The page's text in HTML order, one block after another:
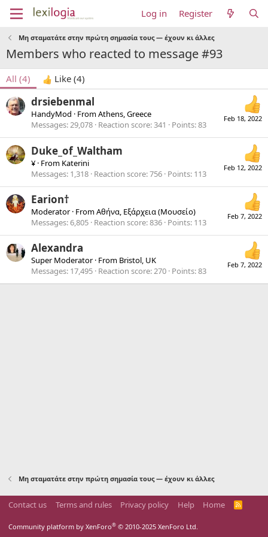
Log in Register
Μη σταματάτε στην πρώτη σημασία τους — έχουν κι άλλες
Members who reacted to message #93
All (4) Like (4)
Feb 18, 2022
drsiebenmal
HandyMod · FromAthens, Greece
Messages 29,078 Reaction score 341 Points 83
Feb 12, 2022
Duke_of_Waltham
¥ · From Katerini
Messages 1,318 Reaction score 756 Points 113
Feb 7, 2022
Earion†
Moderator · FromΑθήνα, Εξάρχεια (Μουσείο)
Messages 6,805 Reaction score 836 Points 113
Feb 7, 2022
Alexandra
Super Moderator · From Bristol, UK
Messages 17,495 Reaction score 270 Points 83
Μη σταματάτε στην πρώτη σημασία τους — έχουν κι άλλες
Contact us Terms and rules Privacy policy Help Home
R
Community platform by XenForo® © 2010-2025 XenForo Ltd.